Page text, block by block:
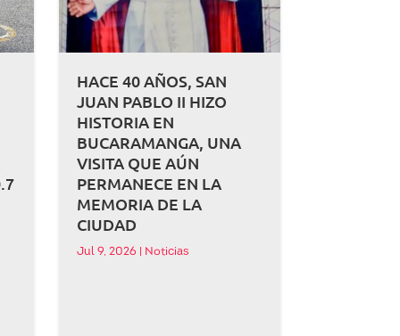
HACE 40 AÑOS, SAN
JUAN PABLO II HIZO
HISTORIA EN
BUCARAMANGA, UNA
VISITA QUE AÚN
PERMANECE EN LA
MEMORIA DE LA
CIUDAD
Jul 9, 2026 Noticias